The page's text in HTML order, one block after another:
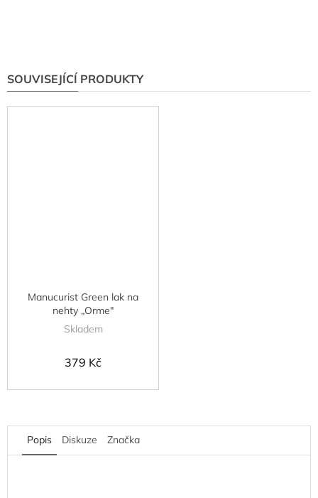
SOUVISEJÍCÍ PRODUKTY
Manucurist Green lak na
nehty „Orme"
Skladem
379 Kč
Popis Diskuze Značka